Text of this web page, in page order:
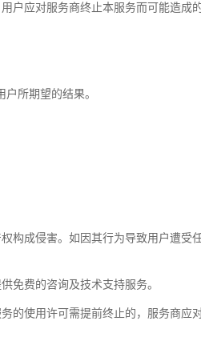
应对服务商终止本服务而可能造成
所期望的结果。
构成侵害。如因其行为导致用户遭受
免费的咨询及技术支持服务。
使用许可需提前终止的，服务商应